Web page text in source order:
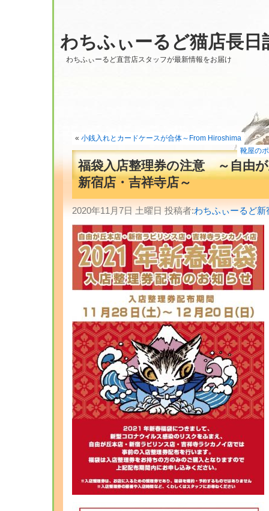
わちふぃーるど猫店長日
わちふぃーるど直営店スタッフが最新情報をお届け
« 小銭入れとカードケースが合体～From Hiroshima
靴屋の
福袋入店整理券の注意 ～自由
新宿店・吉祥寺店～
2020年11月7日 土曜日 投稿者:わちふぃーるど